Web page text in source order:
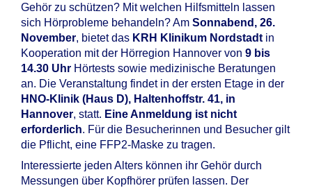
Gehör zu schützen? Mit welchen Hilfsmitteln lassen
sich Hörprobleme behandeln? Am Sonnabend, 26.
November, bietet das KRH Klinikum Nordstadt in
Kooperation mit der Hörregion Hannover von 9 bis
14.30 Uhr Hörtests sowie medizinische Beratungen
an. Die Veranstaltung findet in der ersten Etage in der
HNO-Klinik (Haus D), Haltenhoffstr. 41, in
Hannover, statt. Eine Anmeldung ist nicht
erforderlich. Für die Besucherinnen und Besucher gilt
die Pflicht, eine FFP2-Maske zu tragen.
Interessierte jeden Alters können ihr Gehör durch
Messungen über Kopfhörer prüfen lassen. Der